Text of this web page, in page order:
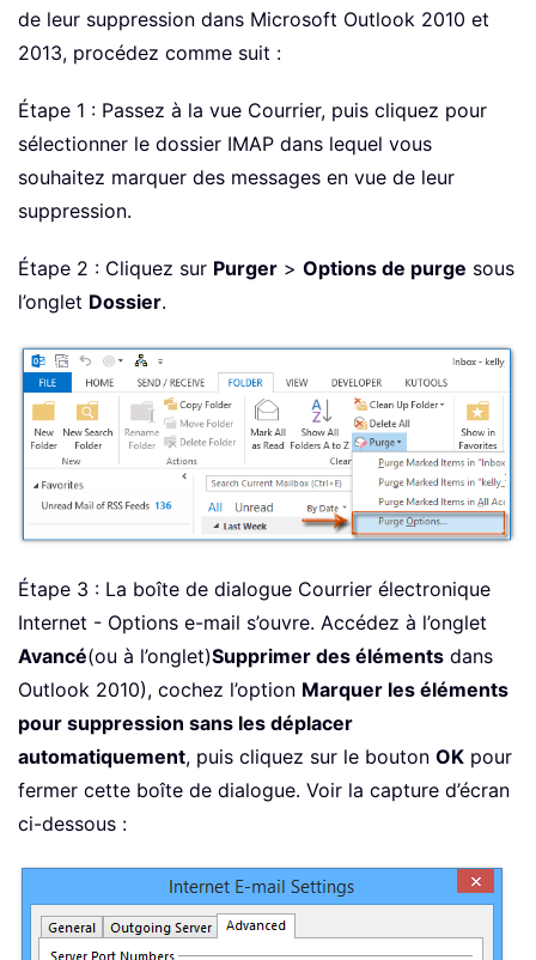
de leur suppression dans Microsoft Outlook 2010 et
2013, procédez comme suit :
Étape 1 : Passez à la vue Courrier, puis cliquez pour
sélectionner le dossier IMAP dans lequel vous
souhaitez marquer des messages en vue de leur
suppression.
Étape 2 : Cliquez sur Purger > Options de purge sous
l’onglet Dossier.
Étape 3 : La boîte de dialogue Courrier électronique
Internet - Options e-mail s’ouvre. Accédez à l’onglet
Avancé(ou à l’onglet)Supprimer des éléments dans
Outlook 2010), cochez l’option Marquer les éléments
pour suppression sans les déplacer
automatiquement, puis cliquez sur le bouton OK pour
fermer cette boîte de dialogue. Voir la capture d’écran
ci-dessous :